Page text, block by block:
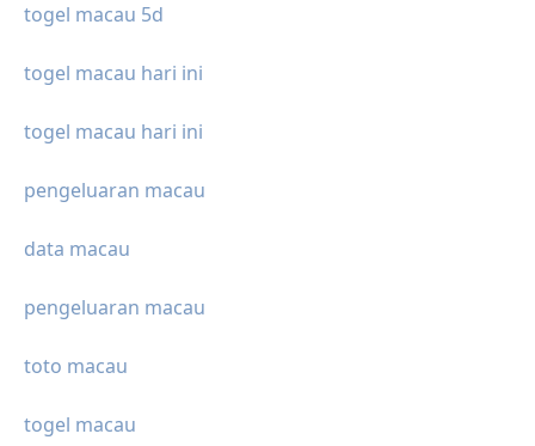
togel macau 5d
togel macau hari ini
togel macau hari ini
pengeluaran macau
data macau
pengeluaran macau
toto macau
togel macau